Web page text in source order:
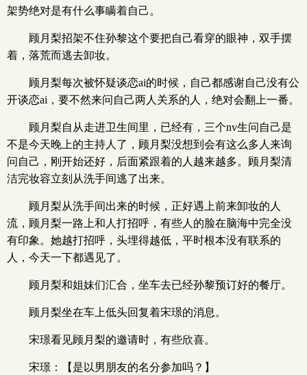
架势绝对是有什么事瞒着自己。
顾月梨招架不住孙黎这个要把自己看穿的眼神，双手摆
着，落荒而逃去卸妆。
顾月梨每次被怀疑谈恋ai的时候，自己都感谢自己没有公
开谈恋ai，要不然来问自己两人关系的人，绝对会翻上一番。
顾月梨自从走进卫生间里，已经有，三个nv生问自己是
不是今天晚上的主持人了，顾月梨没想到会有这么多人来询
问自己，刚开始还好，后面紧跟着的人越来越多。顾月梨清
洁完妆容立刻从洗手间逃了出来。
顾月梨从洗手间出来的时候，正好遇上前来卸妆的人
流，顾月梨一路上和人打招呼，有些人的脸在脑海中完全没
有印象。她越打招呼，头埋得越低，平时根本没有联系的
人，今天一下都遇见了。
顾月梨和姐妹们汇合，坐车去已经孙黎预订好的餐厅。
顾月梨坐在车上低头回复着宋璟的消息。
宋璟看见顾月梨的邀请时，有些欣喜。
宋璟：【是以男朋友的名分参加吗？】